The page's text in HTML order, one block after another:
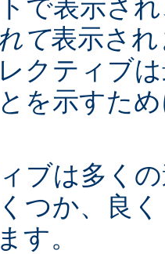
で表示さ
て表示さ
クティブ
を示すた
ブは多く
つか、良
す。